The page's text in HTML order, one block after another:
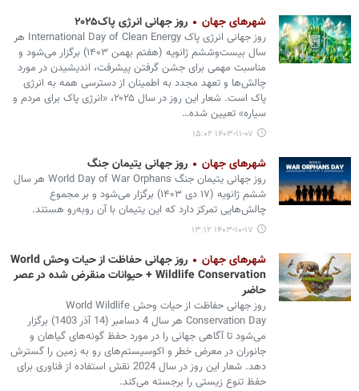
شهرهای جهان روز جهانی انرژی پاک۲۰۲۵
روز جهانی انرژی پاک International Day of Clean Energy هر
سال بیست‌وششم ژانویه (هفتم بهمن ۱۴۰۳) برگزار می‌شود و
مناسبت مهمی برای جشن گرفتن پیشرفت، اندیشیدن در مورد
چالش‌ها و تعهد مجدد به اطمینان از دسترسی همه به انرژی
پاک است. شعار این روز در سال ۲۰۲۵، «انرژی پاک برای مردم و
سیاره» تعیین شده…
۱۴۰۳-۱۱-۰۷ ۱۵:۰۲
شهرهای جهان روز جهانی یتیمان جنگ
روز جهانی یتیمان جنگ World Day of War Orphans هر سال
ششم ژانویه (۱۷ دی ۱۴۰۳) برگزار می‌شود و بر مجموع
چالش‌هایی تمرکز دارد که این یتیمان با آن روبه‌رو هستند.
۱۴۰۳-۱۰-۱۷ ۱۳:۱۲
شهرهای جهان
روز جهانی حفاظت از حیات وحش World
Wildlife Conservation + حیوانات منقرض شده در عصر
حاضر
روز جهانی حفاظت از حیات وحش World Wildlife
Conservation Day هر سال 4 دسامبر (14 آذر 1403) برگزار
می‌شود تا آگاهی جهانی را در مورد حفظ گونه‌های گیاهان و
جانوران در معرض خطر و اکوسیستم‌های رو به زمین را گسترش
دهد. شعار این روز در سال 2024 نقش استفاده از فناوری برای
حفظ تنوع زیستی را برجسته می‌کند.